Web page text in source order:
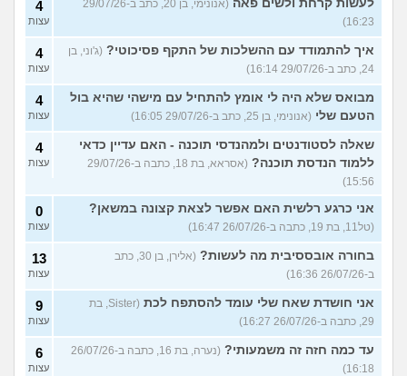
לעשות קרחת ולשים פאה
(אנונימי, בן 20, כתב ב-29/07/26
16:23)
4
עצות
איך להתמודד עם ההשלכות של התקף פסיכוטי? (ג'וני, בן
24, כתב ב-29/07/26 16:14)
4
עצות
מבואס שלא היה לי אומץ להתחיל עם מישהי שהיא בול
הטעם שלי (אנונימי, בן 25, כתב ב-29/07/26 16:05)
4
עצות
שאלה לסטודנטים ולמהנדסי תוכנה - האם עדיין כדאי
ללמוד הנדסת תוכנה?
(אסראא, בת 18, כתבה ב-29/07/26
15:56)
4
עצות
אני כרגע רלשית האם אפשר לצאת קצונה במשאן?
(טל11, בת 19, כתבה ב-26/07/26 16:47)
0
עצות
בחורה אובססיבית מה לעשות?
(אלירן, בן 30, כתב
ב-26/07/26 16:36)
13
עצות
אני חושדת שאח שלי עומד להסתפח לכת
(Sister, בת
29, כתבה ב-26/07/26 16:27)
9
עצות
עד כמה חזה זה משמעותי?
(נערה, בת 16, כתבה ב-26/07/26
16:18)
6
עצות